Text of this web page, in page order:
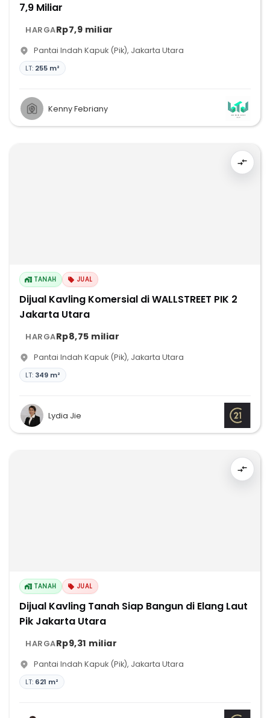
7,9 Miliar
HARGARp7,9 miliar
Pantai Indah Kapuk (Pik), Jakarta Utara
LT: 255 m²
Kenny Febriany
TANAH JUAL
Dijual Kavling Komersial di WALLSTREET PIK 2
Jakarta Utara
HARGARp8,75 miliar
Pantai Indah Kapuk (Pik), Jakarta Utara
LT: 349 m²
Lydia Jie
TANAH JUAL
Dijual Kavling Tanah Siap Bangun di Elang Laut
Pik Jakarta Utara
HARGARp9,31 miliar
Pantai Indah Kapuk (Pik), Jakarta Utara
LT: 621 m²